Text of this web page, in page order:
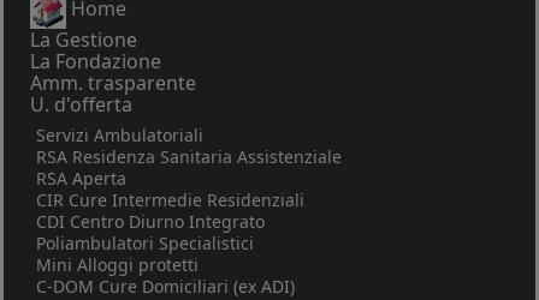
Home
La Gestione
La Fondazione
Amm. trasparente
U. d'offerta
Servizi Ambulatoriali
RSA Residenza Sanitaria Assistenziale
RSA Aperta
CIR Cure Intermedie Residenziali
CDI Centro Diurno Integrato
Poliambulatori Specialistici
Mini Alloggi protetti
C-DOM Cure Domiciliari (ex ADI)